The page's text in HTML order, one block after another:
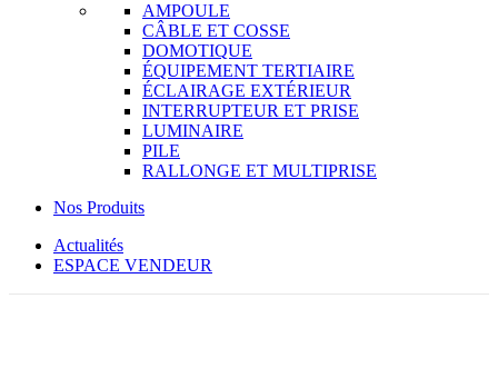
AMPOULE
CÂBLE ET COSSE
DOMOTIQUE
ÉQUIPEMENT TERTIAIRE
ÉCLAIRAGE EXTÉRIEUR
INTERRUPTEUR ET PRISE
LUMINAIRE
PILE
RALLONGE ET MULTIPRISE
Nos Produits
Actualités
ESPACE VENDEUR